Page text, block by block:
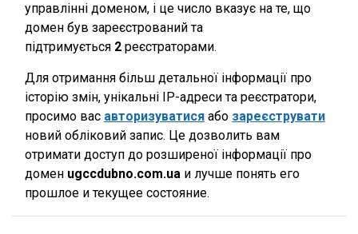
управлінні доменом, і це число вказує на те, що
домен був зареєстрований та
підтримується 2 реєстраторами.
Для отримання більш детальної інформації про
історію змін, унікальні IP-адреси та реєстратори,
просимо вас авторизуватися або зареєструвати
новий обліковий запис. Це дозволить вам
отримати доступ до розширеної інформації про
домен ugccdubno.com.ua и лучше понять его
прошлое и текущее состояние.